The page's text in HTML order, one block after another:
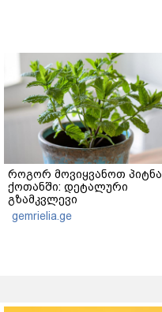
როგორ მოვიყვანოთ პიტნა
ქოთანში: დეტალური
გზამკვლევი
gemrielia.ge